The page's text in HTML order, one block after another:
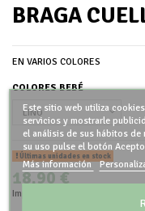
BRAGA
EN VARIOS COLORES
COLORES BEBÉ
Últimas unidades en stock
18,90 €
Impuestos incluidos
Este sitio web utiliza
servicios y mostrarle
el análisis de sus hábitos de
su uso pulse el botón
Más información